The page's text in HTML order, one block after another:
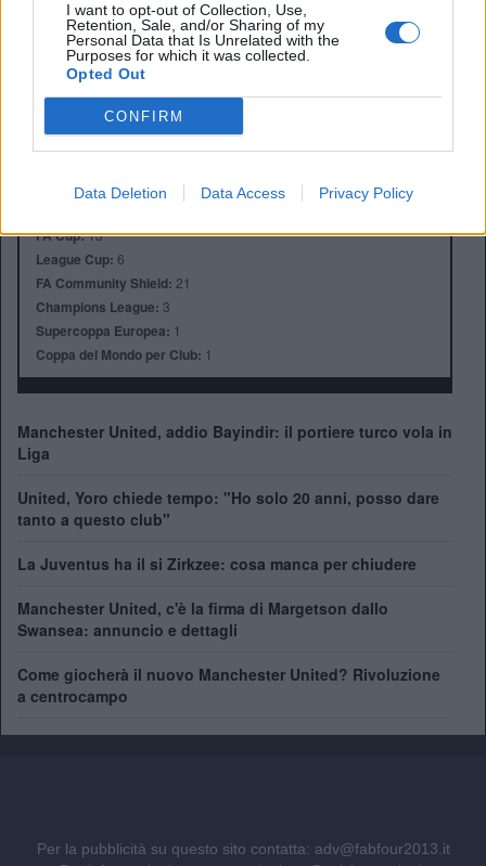
I want to opt-out of Collection, Use,
Retention, Sale, and/or Sharing of my
Personal Data that Is Unrelated with the
Purposes for which it was collected.
Opted Out
CONFIRM
Data Deletion Data Access Privacy Policy
Anno di Fondazione:1878 come Newton Health LYR F.C.
Stadio:Old Trafford (75.731)
Città:Manchester
Presidente:Avram Glazer e Joel Glazer
Manager:Ruben Amorim
ALBO D'ORO
FA Cup:13
League Cup: 6
FA Community Shield: 21
Champions League: 3
Supercoppa Europea: 1
Coppa del Mondo per Club: 1
Manchester United, addio Bayindir: il portiere turco vola in
Liga
United, Yoro chiede tempo: "Ho solo 20 anni, posso dare
tanto a questo club"
La Juventus ha il si Zirkzee: cosa manca per chiudere
Manchester United, c'è la firma di Margetson dallo
Swansea: annuncio e dettagli
Come giocherà il nuovo Manchester United? Rivoluzione
a centrocampo
Per la pubblicità su questo sito contatta: adv@fabfour2013.it